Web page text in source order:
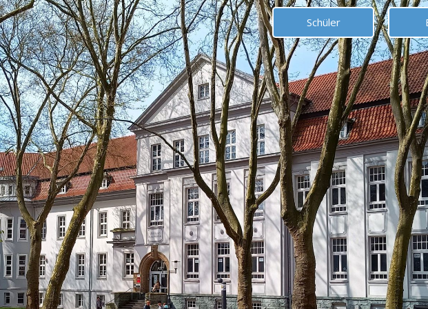
Schüler